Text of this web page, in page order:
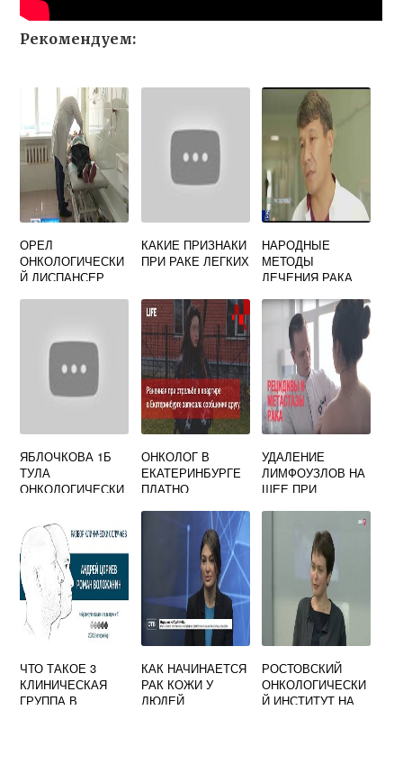
Рекомендуем:
ОРЕЛ
ОНКОЛОГИЧЕСКИ
Й ДИСПАНСЕР
КАКИЕ ПРИЗНАКИ
ПРИ РАКЕ ЛЕГКИХ
НАРОДНЫЕ
МЕТОДЫ
ЛЕЧЕНИЯ РАКА
ЯБЛОЧКОВА 1Б
ТУЛА
ОНКОЛОГИЧЕСКИ
ОНКОЛОГ В
ЕКАТЕРИНБУРГЕ
ПЛАТНО
УДАЛЕНИЕ
ЛИМФОУЗЛОВ НА
ШЕЕ ПРИ
ЧТО ТАКОЕ 3
КЛИНИЧЕСКАЯ
ГРУППА В
КАК НАЧИНАЕТСЯ
РАК КОЖИ У
ЛЮДЕЙ
РОСТОВСКИЙ
ОНКОЛОГИЧЕСКИ
Й ИНСТИТУТ НА